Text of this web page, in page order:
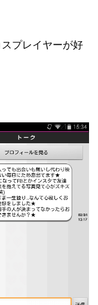
プレイヤーが好